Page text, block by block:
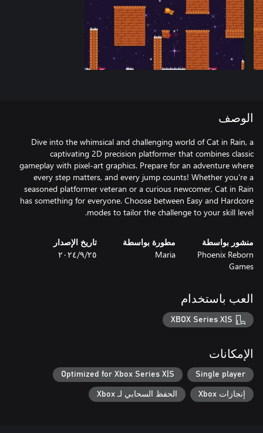
الوصف
Dive into the whimsical and challenging world of Cat in Rain, a
captivating 2D precision platformer that combines classic
gameplay with pixel-art graphics. Prepare for an adventure where
every step matters, and every jump counts! Whether you're a
seasoned platformer veteran or a curious newcomer, Cat in Rain
has something for everyone. Choose between Easy and Hardcore
modes to tailor the challenge to your skill level.
منشور بواسطة
Phoenix Reborn
Games
مطورة بواسطة
Maria
تاريخ الإصدار
٢٥‏/٩‏/٢٠٢٤
العب باستخدام
XBOX Series X|S
الإمكانات
Single player
Optimized for Xbox Series X|S
إنجازات Xbox الحفظ السحابي لـ Xbox